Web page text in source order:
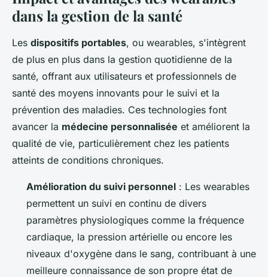
dans la gestion de la santé
Les dispositifs portables, ou wearables, s'intègrent
de plus en plus dans la gestion quotidienne de la
santé, offrant aux utilisateurs et professionnels de
santé des moyens innovants pour le suivi et la
prévention des maladies. Ces technologies font
avancer la médecine personnalisée et améliorent la
qualité de vie, particulièrement chez les patients
atteints de conditions chroniques.
Amélioration du suivi personnel : Les wearables
permettent un suivi en continu de divers
paramètres physiologiques comme la fréquence
cardiaque, la pression artérielle ou encore les
niveaux d'oxygène dans le sang, contribuant à une
meilleure connaissance de son propre état de